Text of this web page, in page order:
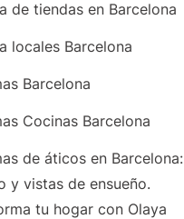
de tiendas en Barcelona
locales Barcelona
Barcelona
Cocinas Barcelona
de áticos en Barcelona:
y vistas de ensueño.
tu hogar con Olaya